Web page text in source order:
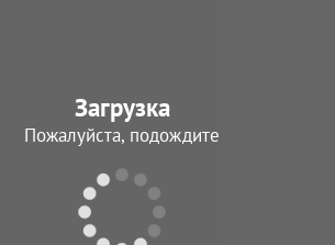
Загрузка
Пожалуйста, подождите